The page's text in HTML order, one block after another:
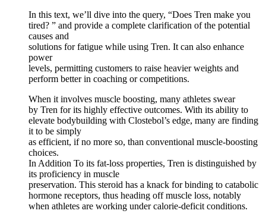
In this text, we’ll dive into the query, “Does Tren make you
tired? ” and provide a complete clarification of the potential
causes and
solutions for fatigue while using Tren. It can also enhance
power
levels, permitting customers to raise heavier weights and
perform better in coaching or competitions.
When it involves muscle boosting, many athletes swear
by Tren for its highly effective outcomes. With its ability to
elevate bodybuilding with Clostebol’s edge, many are finding
it to be simply
as efficient, if no more so, than conventional muscle-boosting
choices.
In Addition To its fat-loss properties, Tren is distinguished by
its proficiency in muscle
preservation. This steroid has a knack for binding to catabolic
hormone receptors, thus heading off muscle loss, notably
when athletes are working under calorie-deficit conditions.